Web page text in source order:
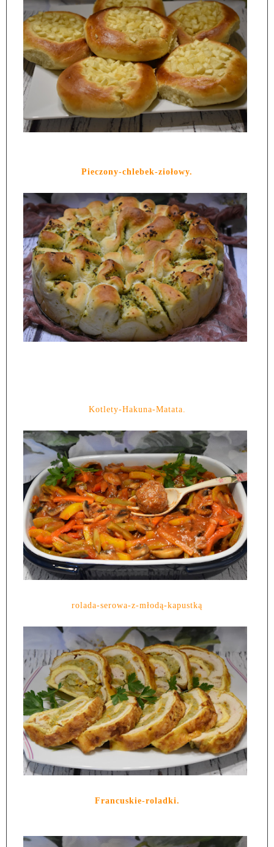
Pieczony-chlebek-ziołowy.
Kotlety-Hakuna-Matata.
rolada-serowa-z-młodą-kapustką
Francuskie-roladki.